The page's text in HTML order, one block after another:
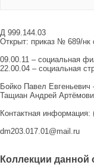
Д 999.144.03
Открыт: приказ № 689/нк
09.00.11 – социальная
22.00.04 – социальная
Бойко Павел
Тащиан Андрей
Контактная информация:
dm203.017.01@mail.ru
Коллекции данной